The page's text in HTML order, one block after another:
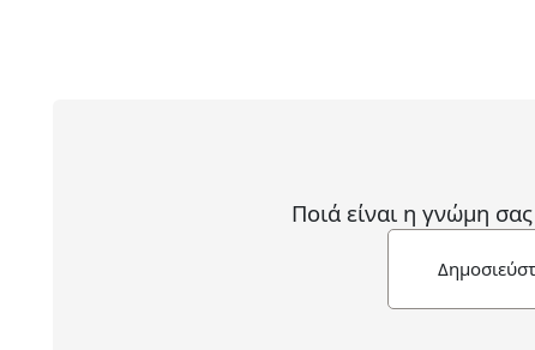
Ποιά είναι η γνώμη